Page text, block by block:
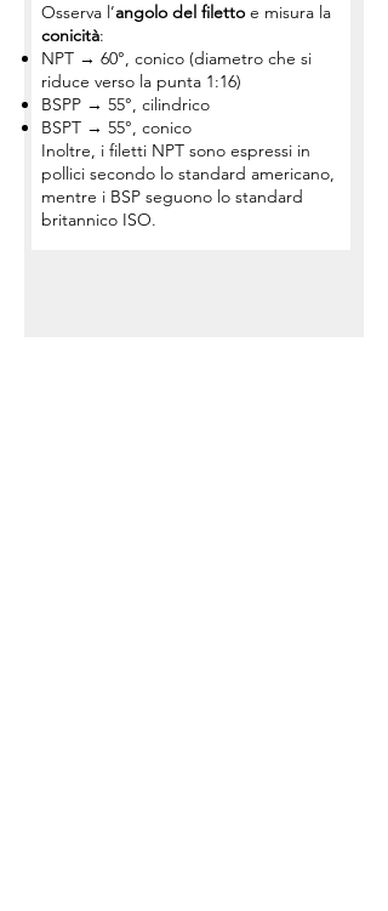
Osserva l’angolo del filetto e misura la
conicità:
NPT → 60°, conico (diametro che si
riduce verso la punta 1:16)
BSPP → 55°, cilindrico
BSPT → 55°, conico
Inoltre, i filetti NPT sono espressi in
pollici secondo lo standard americano,
mentre i BSP seguono lo standard
britannico ISO.